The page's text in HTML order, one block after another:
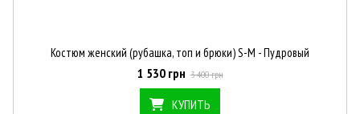
Костюм женский (рубашка, топ и брюки) S-M - Пудровый
1 530 грн 3 400 грн
КУПИТЬ